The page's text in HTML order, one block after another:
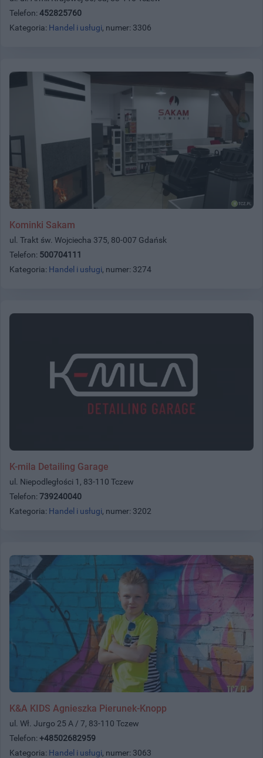
Telefon: 452825760
Kategoria: Handel i usługi, numer: 3306
Kominki Sakam
ul. Trakt św. Wojciecha 375, 80-007 Gdańsk
Telefon: 500704111
Kategoria: Handel i usługi, numer: 3274
K-mila Detailing Garage
ul. Niepodległości 1, 83-110 Tczew
Telefon: 739240040
Kategoria: Handel i usługi, numer: 3202
K&A KIDS Agnieszka Pierunek-Knopp
ul. Wł. Jurgo 25 A / 7, 83-110 Tczew
Telefon: +48502682959
Kategoria: Handel i usługi, numer: 3063